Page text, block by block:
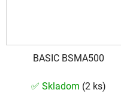
BASIC BSMA500
✅ Skladom (2 ks)